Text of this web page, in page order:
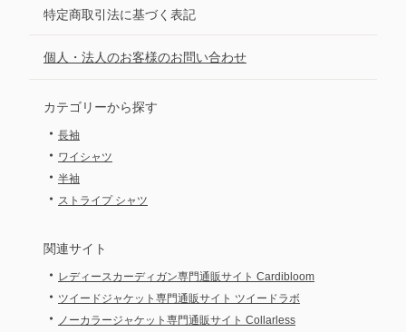
特定商取引法に基づく表記
個人・法人のお客様のお問い合わせ
カテゴリーから探す
・ 長袖
・ ワイシャツ
・ 半袖
・ ストライプ シャツ
関連サイト
・ レディースカーディガン専門通販サイト Cardibloom
・ ツイードジャケット専門通販サイト ツイードラボ
・ ノーカラージャケット専門通販サイト Collarless